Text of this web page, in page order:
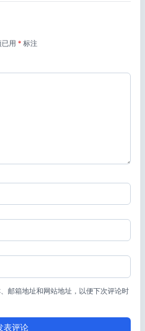
已用 * 标注
邮箱地址和网站地址，以便下次评论时